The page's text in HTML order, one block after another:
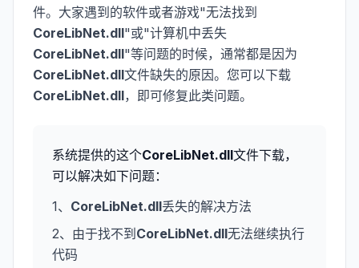
件。大家遇到的软件或者游戏"无法找到
CoreLibNet.dll"或"计算机中丢失
CoreLibNet.dll"等问题的时候，通常都是因为
CoreLibNet.dll文件缺失的原因。您可以下载
CoreLibNet.dll，即可修复此类问题。
系统提供的这个CoreLibNet.dll文件下载，
可以解决如下问题：
1、 CoreLibNet.dll丢失的解决方法
2、由于找不到 CoreLibNet.dll无法继续执行
代码